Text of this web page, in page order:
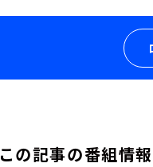
この記事の番組情報